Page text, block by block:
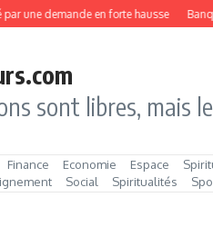
demande en forte hausse Banques
sont libres, mais
Finance Economie Espace
Social Spiritualités